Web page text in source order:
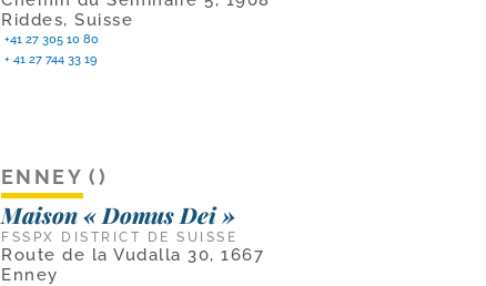
Riddes, Suisse
+41 27 305 10 80
+ 41 27 744 33 19
ENNEY ()
Maison « Domus Dei »
FSSPX DISTRICT DE SUISSE
Route de la Vudalla 30, 1667
Enney